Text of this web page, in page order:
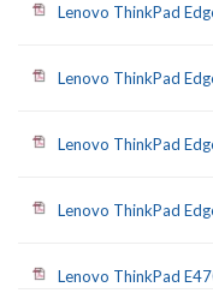
Lenovo ThinkPad
Lenovo ThinkPad
Lenovo ThinkPad
Lenovo ThinkPad
Lenovo ThinkPad